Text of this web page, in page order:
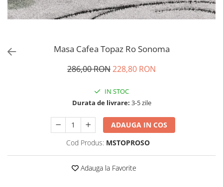
Masa Cafea Topaz Ro Sonoma
286,00 RON228,80 RON
IN STOC
Durata de livrare: 3-5 zile
ADAUGA IN COS
Cod Produs: MSTOPROSO
Adauga la Favorite